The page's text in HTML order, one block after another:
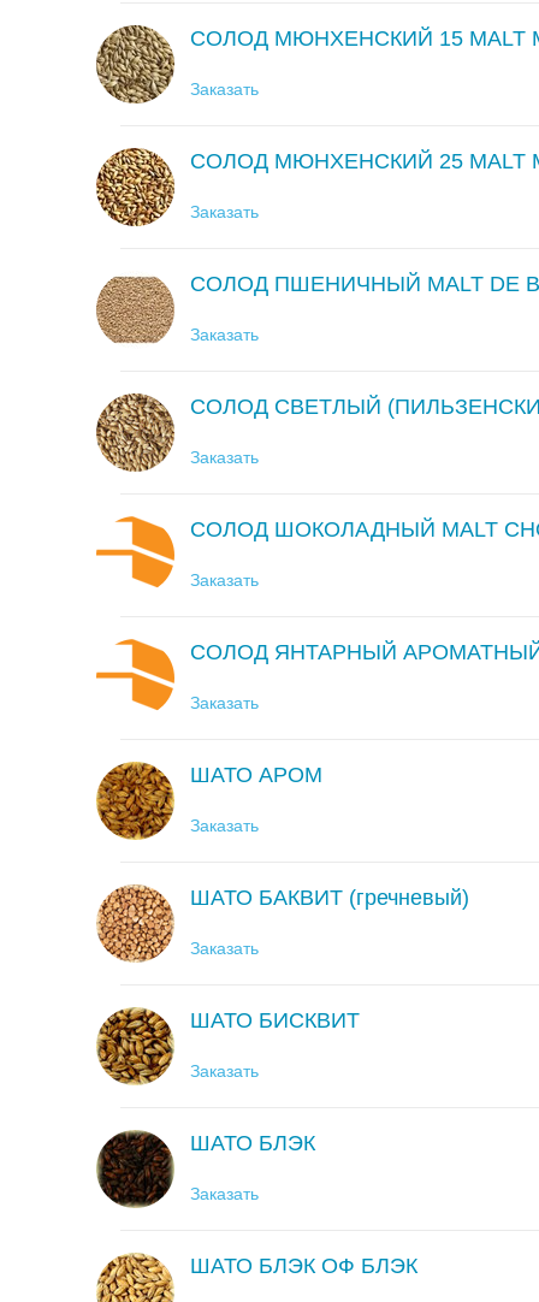
СОЛОД МЮНХЕНСКИЙ 15 MALT
Заказать
СОЛОД МЮНХЕНСКИЙ 25 MALT
Заказать
СОЛОД ПШЕНИЧНЫЙ MALT DE
Заказать
СОЛОД СВЕТЛЫЙ
Заказать
СОЛОД ШОКОЛАДНЫЙ MALT
Заказать
СОЛОД ЯНТАРНЫЙ АРОМАТНЫЙ
Заказать
ШАТО АРОМ
Заказать
ШАТО БАКВИТ (гречневый)
Заказать
ШАТО БИСКВИТ
Заказать
ШАТО БЛЭК
Заказать
ШАТО БЛЭК ОФ БЛЭК